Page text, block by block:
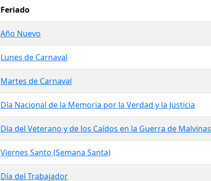
Feriado
Año Nuevo
Lunes de Carnaval
Martes de Carnaval
Día Nacional de la Memoria por la Verdad y la Justicia
Día del Veterano y de los Caídos en la Guerra de Malvinas
Viernes Santo (Semana Santa)
Día del Trabajador